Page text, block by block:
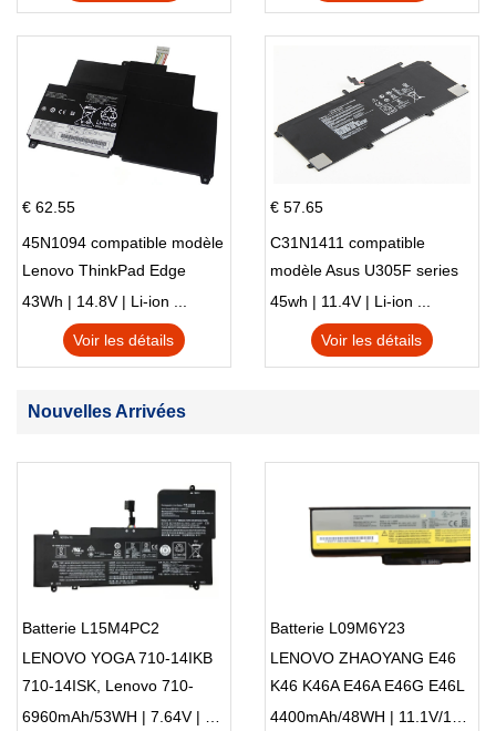
€ 62.55
45N1094 compatible modèle
Lenovo ThinkPad Edge
S230u Twist
43Wh | 14.8V | Li-ion ...
Voir les détails
€ 57.65
C31N1411 compatible
modèle Asus U305F series
45wh | 11.4V | Li-ion ...
Voir les détails
Nouvelles Arrivées
Batterie L15M4PC2
LENOVO YOGA 710-14IKB
710-14ISK, Lenovo 710-
15IKB 710-15ISK 710-
6960mAh/53WH | 7.64V | Li-ion ...
Batterie L09M6Y23
LENOVO ZHAOYANG E46
K46 K46A E46A E46G E46L
4400mAh/48WH | 11.1V/10.8V | Li-ion ...